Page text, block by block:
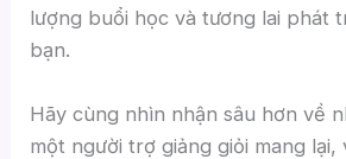
lượng buổi học và tương lai phát
bạn.
Hãy cùng nhìn nhận sâu hơn về
một người trợ giảng giỏi mang lại,